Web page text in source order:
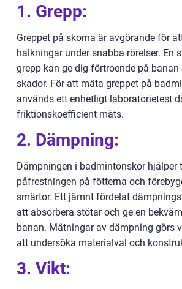
1. Grepp:
Greppet på skorna är avgörande för
halkningar under snabba rörelser. En
grepp kan ge dig förtroende på
skador. För att mäta greppet på
används ett enhetligt laboratorietest
friktionskoefficient mäts.
2. Dämpning:
Dämpningen i badmintonskor hjälper
påfrestningen på fötterna och
smärtor. Ett jämnt fördelat
att absorbera stötar och ge en
banan. Mätningar av dämpning görs
att undersöka materialval och
3. Vikt: